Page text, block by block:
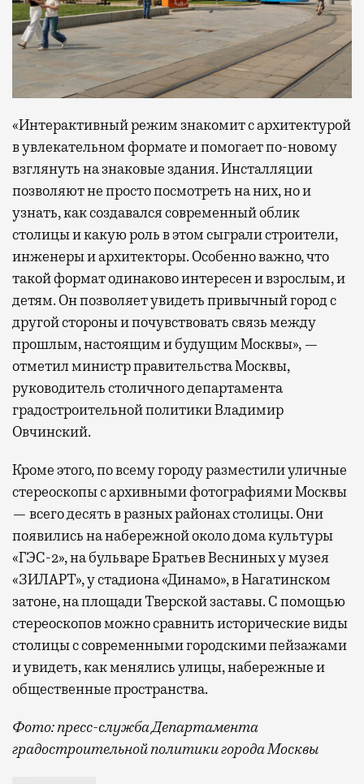
«Интерактивный режим знакомит с архитектурой
в увлекательном формате и помогает по-новому
взглянуть на знаковые здания. Инсталляции
позволяют не просто посмотреть на них, но и
узнать, как создавался современный облик
столицы и какую роль в этом сыграли строители,
инженеры и архитекторы. Особенно важно, что
такой формат одинаково интересен и взрослым, и
детям. Он позволяет увидеть привычный город с
другой стороны и почувствовать связь между
прошлым, настоящим и будущим Москвы», —
отметил министр правительства Москвы,
руководитель столичного департамента
градостроительной политики Владимир
Овчинский.
Кроме этого, по всему городу разместили уличные
стереоскопы с архивными фотографиями Москвы
— всего десять в разных районах столицы. Они
появились на набережной около дома культуры
«ГЭС-2», на бульваре Братьев Весниных у музея
«ЗИЛАРТ», у стадиона «Динамо», в Нагатинском
затоне, на площади Тверской заставы. С помощью
стереоскопов можно сравнить исторические виды
столицы с современными городскими пейзажами
и увидеть, как менялись улицы, набережные и
общественные пространства.
Фото: пресс-служба Департамента
градостроительной политики города Москвы